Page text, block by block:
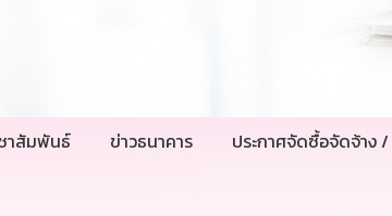
าสัมพันธ์ ข่าวธนาคาร ประกาศจัดซื้อจัดจ้าง /